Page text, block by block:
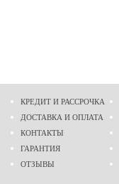
КРЕДИТ И РАССРОЧКА
ДОСТАВКА И ОПЛАТА
КОНТАКТЫ
ГАРАНТИЯ
ОТЗЫВЫ